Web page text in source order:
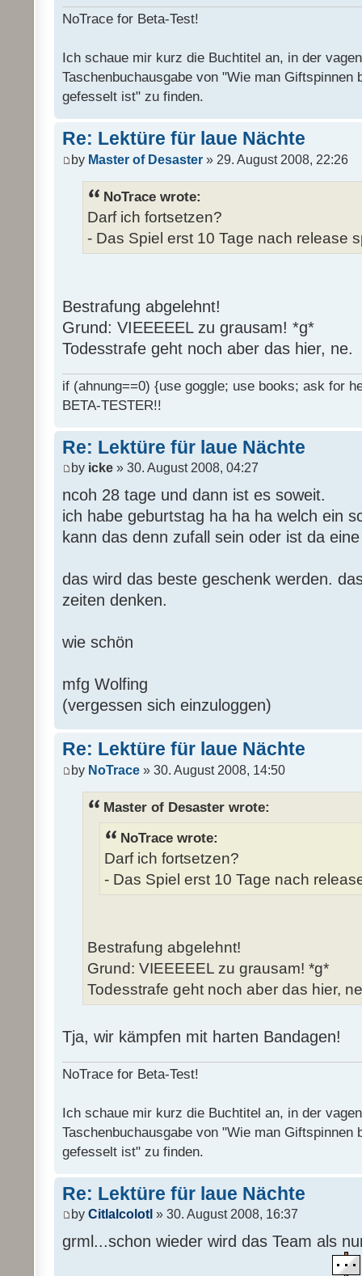
NoTrace for Beta-Test!
Ich schaue mir kurz die Buchtitel an, in der
Taschenbuchausgabe von "Wie man Giftspinnen
gefesselt ist" zu finden.
Re: Lektüre für laue Nächte
by Master of Desaster » 29. August 2008, 22:26
NoTrace wrote:
Darf ich fortsetzen?
- Das Spiel erst 10 Tage nach release
Bestrafung abgelehnt!
Grund: VIEEEEEL zu grausam! *g*
Todesstrafe geht noch aber das hier, ne.
if (ahnung==0) {use goggle; use books; ask for
BETA-TESTER!!
Re: Lektüre für laue Nächte
by icke » 30. August 2008, 04:27
ncoh 28 tage und dann ist es soweit.
ich habe geburtstag ha ha ha welch ein
kann das denn zufall sein oder ist da
das wird das beste geschenk werden.
zeiten denken.
wie schön
mfg Wolfing
(vergessen sich einzuloggen)
Re: Lektüre für laue Nächte
by NoTrace » 30. August 2008, 14:50
Master of Desaster wrote:
NoTrace wrote:
Darf ich fortsetzen?
- Das Spiel erst 10 Tage nach
Bestrafung abgelehnt!
Grund: VIEEEEEL zu grausam! *g*
Todesstrafe geht noch aber das hier,
Tja, wir kämpfen mit harten Bandagen!
NoTrace for Beta-Test!
Ich schaue mir kurz die Buchtitel an, in der
Taschenbuchausgabe von "Wie man Giftspinnen
gefesselt ist" zu finden.
Re: Lektüre für laue Nächte
by Citlalcolotl » 30. August 2008, 16:37
grml...schon wieder wird das Team als